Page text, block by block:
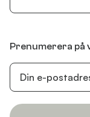
Prenumerera